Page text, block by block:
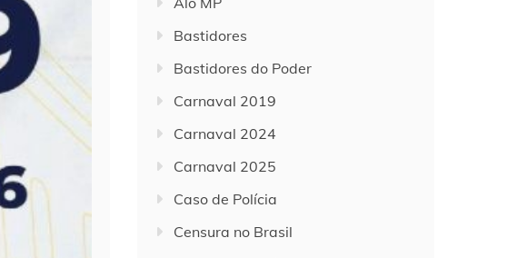
Bastidores
Bastidores do Poder
Carnaval 2019
Carnaval 2024
Carnaval 2025
Caso de Polícia
Censura no Brasil